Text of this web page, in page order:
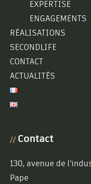
EXPERTISE
ENGAGEMENTS
RÉALISATIONS
SECONDLIFE
CONTACT
ACTUALITÉS
// Contact
130, avenue de
Pape